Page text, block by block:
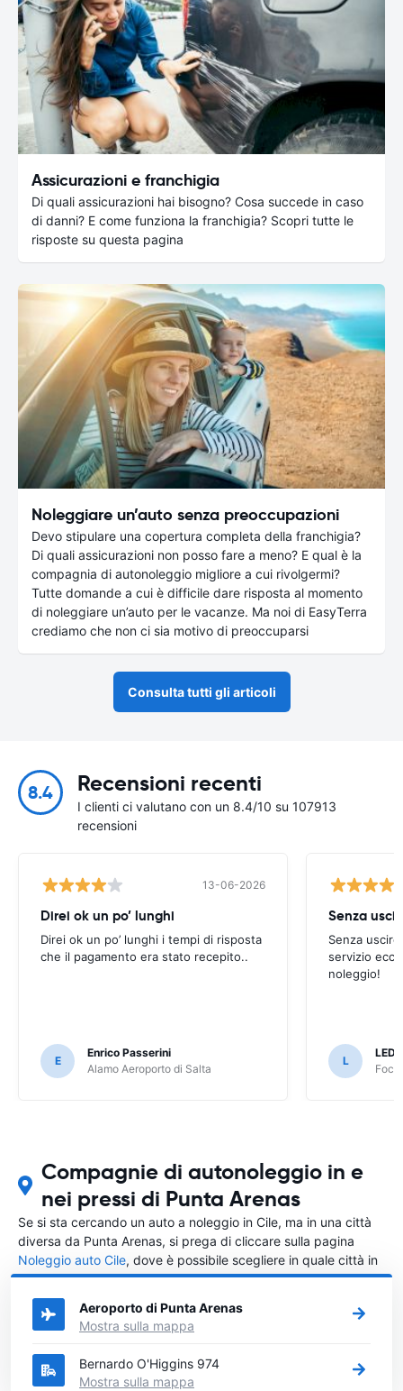
Assicurazioni e franchigia
Di quali assicurazioni hai bisogno? Cosa succede in caso
di danni? E come funziona la franchigia? Scopri tutte le
risposte su questa pagina
Noleggiare un’auto senza preoccupazioni
Devo stipulare una copertura completa della franchigia?
Di quali assicurazioni non posso fare a meno? E qual è la
compagnia di autonoleggio migliore a cui rivolgermi?
Tutte domande a cui è difficile dare risposta al momento
di noleggiare un’auto per le vacanze. Ma noi di EasyTerra
crediamo che non ci sia motivo di preoccuparsi
Consulta tutti gli articoli
8.4 Recensioni recenti
I clienti ci valutano con un 8.4/10 su 107913
recensioni
13-06-2026
Direi ok un po’ lunghi
Direi ok un po’ lunghi i tempi di risposta
che il pagamento era stato recepito..
E
Enrico Passerini
Alamo Aeroporto di Salta
Senza
Senza
servizio
noleggio!
L
LEDA
Compagnie di autonoleggio in e
nei pressi di Punta Arenas
Se si sta cercando un auto a noleggio in Cile, ma in una città
diversa da Punta Arenas, si prega di cliccare sulla pagina
Noleggio auto Cile, dove è possibile scegliere in quale città in
Cile si vuole noleggiare l'auto.
Aeroporto di Punta Arenas
Mostra sulla mappa
Bernardo O'Higgins 974
Mostra sulla mappa